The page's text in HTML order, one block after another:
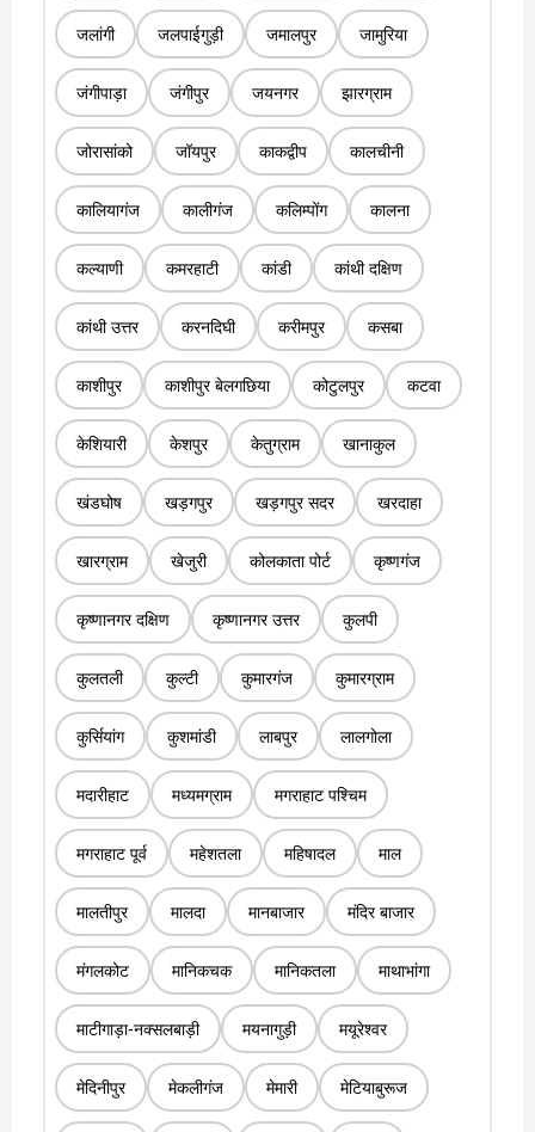
जलांगी जलपाईगुड़ी जमालपुर जामुरिया
जंगीपाड़ा जंगीपुर जयनगर झारग्राम
जोरासांको जॉयपुर काकद्वीप कालचीनी
कालियागंज कालीगंज कलिम्पोंग कालना
कल्याणी कमरहाटी कांडी कांथी दक्षिण
कांथी उत्तर करनदिघी करीमपुर कसबा
काशीपुर काशीपुर बेलगछिया कोटुलपुर कटवा
केशियारी केशपुर केतुग्राम खानाकुल
खंडघोष खड़गपुर खड़गपुर सदर खरदाहा
खारग्राम खेजुरी कोलकाता पोर्ट कृष्णगंज
कृष्णानगर दक्षिण कृष्णानगर उत्तर कुलपी
कुलतली कुल्टी कुमारगंज कुमारग्राम
कुर्सियांग कुशमांडी लाबपुर लालगोला
मदारीहाट मध्यमग्राम मगराहाट पश्चिम
मगराहाट पूर्व महेशतला महिषादल माल
मालतीपुर मालदा मानबाजार मंदिर बाजार
मंगलकोट मानिकचक मानिकतला माथाभांगा
माटीगाड़ा-नक्सलबाड़ी मयनागुड़ी मयूरेश्वर
मेदिनीपुर मेकलीगंज मेमारी मेटियाबुरूज